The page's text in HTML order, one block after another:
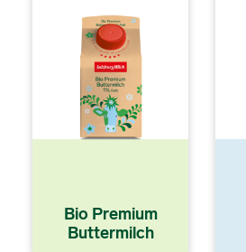
Bio Premium
Buttermilch